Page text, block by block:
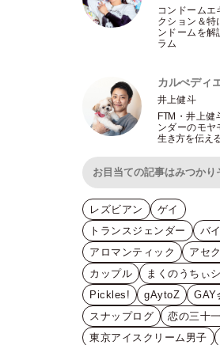
コンドームエ
クション＆特
ンドームを解
ラム
カルぺディ
井上健斗
FTM ・井上健
ンダーのモヤ
生き方を伝え
レズビアン
ゲイ
トランスジェンダー
バ
アロマンティック
アセ
カップル
まくのうちぃ
Pickles!
gAytoZ
GAY
スナップログ
恋の三十
東京アイスクリーム男子